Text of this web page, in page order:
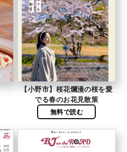
【小野市】桜花爛漫の桜を愛
でる春のお花見散策
無料で読む